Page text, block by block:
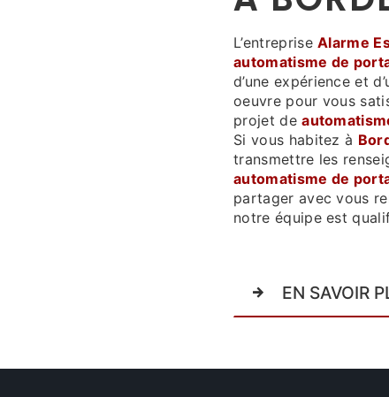
L’entrepriseAlarme
automatisme de
d’une expérience et
oeuvre pour vous
projet de
Si vous habitez à
transmettre les
automatisme de
partager avec vous
notre équipe est
EN SAVOIR